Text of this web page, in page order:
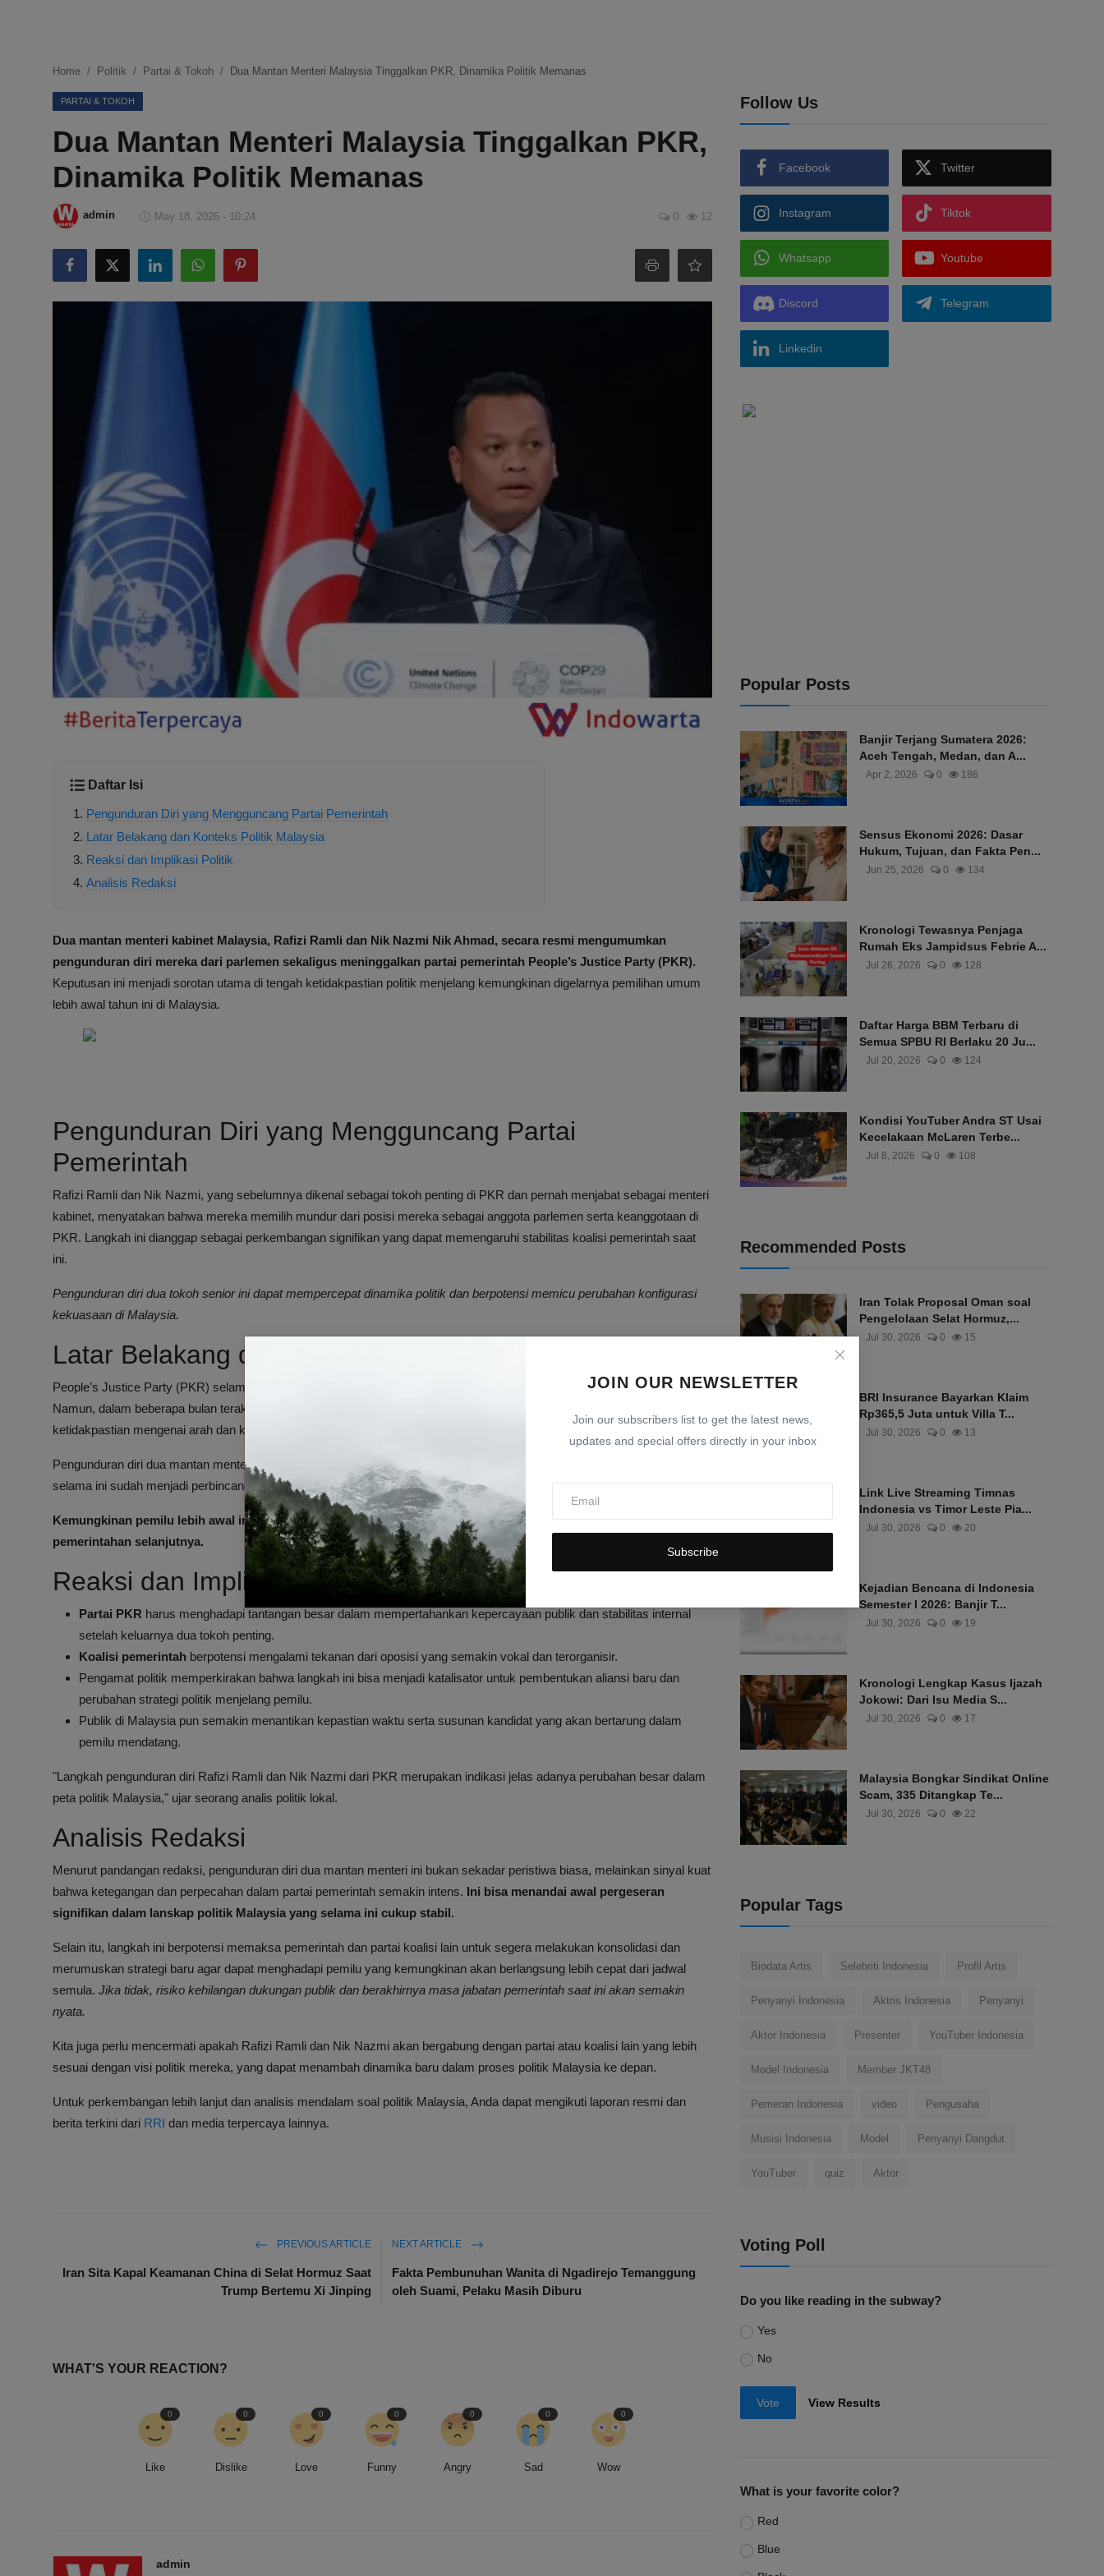
Ekonomi
Internasional
Teknologi
Hiburan
Kesehatan
JOIN OUR NEWSLETTER
Join our subscribers list to get the latest news,
updates and special offers directly in your inbox
Subscribe
Home Politik Partai & Tokoh Dua Mantan Menteri Malaysia Tinggalkan PKR, Dinamika Politik Memanas
PARTAI & TOKOH
Dua Mantan Menteri Malaysia Tinggalkan PKR,
Dinamika Politik Memanas
admin May 18, 2026 - 10:24 0 12
Daftar Isi
Pengunduran Diri yang Mengguncang Partai Pemerintah
Latar Belakang dan Konteks Politik Malaysia
Reaksi dan Implikasi Politik
Analisis Redaksi
Dua mantan menteri kabinet Malaysia, Rafizi Ramli dan Nik Nazmi Nik Ahmad, secara resmi mengumumkan
pengunduran diri mereka dari parlemen sekaligus meninggalkan partai pemerintah People’s Justice Party (PKR).
Keputusan ini menjadi sorotan utama di tengah ketidakpastian politik menjelang kemungkinan digelarnya pemilihan umum
lebih awal tahun ini di Malaysia.
Pengunduran Diri yang Mengguncang Partai
Pemerintah
Rafizi Ramli dan Nik Nazmi, yang sebelumnya dikenal sebagai tokoh penting di PKR dan pernah menjabat sebagai menteri
kabinet, menyatakan bahwa mereka memilih mundur dari posisi mereka sebagai anggota parlemen serta keanggotaan di
PKR. Langkah ini dianggap sebagai perkembangan signifikan yang dapat memengaruhi stabilitas koalisi pemerintah saat
ini.
Pengunduran diri dua tokoh senior ini dapat mempercepat dinamika politik dan berpotensi memicu perubahan konfigurasi
kekuasaan di Malaysia.
Latar Belakang dan Konteks Politik Malaysia
People’s Justice Party (PKR) selama ini menjadi bagian penting dari koalisi pemerintahan yang berkuasa di Malaysia.
Namun, dalam beberapa bulan terakhir, terdapat ketegangan internal dan berbagai tantangan politik yang menyebabkan
ketidakpastian mengenai arah dan kekuatan koalisi tersebut ke depan.
Pengunduran diri dua mantan menteri ini diramalkan akan menambah tekanan untuk mengadakan pemilu lebih awal, yang
selama ini sudah menjadi perbincangan hangat di kalangan pengamat politik Malaysia.
Kemungkinan pemilu lebih awal ini akan menjadi momen krusial bagi Malaysia dalam menentukan arah politik dan
pemerintahan selanjutnya.
Reaksi dan Implikasi Politik
Partai PKR harus menghadapi tantangan besar dalam mempertahankan kepercayaan publik dan stabilitas internal
setelah keluarnya dua tokoh penting.
Koalisi pemerintah berpotensi mengalami tekanan dari oposisi yang semakin vokal dan terorganisir.
Pengamat politik memperkirakan bahwa langkah ini bisa menjadi katalisator untuk pembentukan aliansi baru dan
perubahan strategi politik menjelang pemilu.
Publik di Malaysia pun semakin menantikan kepastian waktu serta susunan kandidat yang akan bertarung dalam
pemilu mendatang.
"Langkah pengunduran diri Rafizi Ramli dan Nik Nazmi dari PKR merupakan indikasi jelas adanya perubahan besar dalam
peta politik Malaysia," ujar seorang analis politik lokal.
Analisis Redaksi
Menurut pandangan redaksi, pengunduran diri dua mantan menteri ini bukan sekadar peristiwa biasa, melainkan sinyal kuat
bahwa ketegangan dan perpecahan dalam partai pemerintah semakin intens. Ini bisa menandai awal pergeseran
signifikan dalam lanskap politik Malaysia yang selama ini cukup stabil.
Selain itu, langkah ini berpotensi memaksa pemerintah dan partai koalisi lain untuk segera melakukan konsolidasi dan
merumuskan strategi baru agar dapat menghadapi pemilu yang kemungkinan akan berlangsung lebih cepat dari jadwal
semula. Jika tidak, risiko kehilangan dukungan publik dan berakhirnya masa jabatan pemerintah saat ini akan semakin
nyata.
Kita juga perlu mencermati apakah Rafizi Ramli dan Nik Nazmi akan bergabung dengan partai atau koalisi lain yang lebih
sesuai dengan visi politik mereka, yang dapat menambah dinamika baru dalam proses politik Malaysia ke depan.
Untuk perkembangan lebih lanjut dan analisis mendalam soal politik Malaysia, Anda dapat mengikuti laporan resmi dan
berita terkini dari RRI dan media terpercaya lainnya.
PREVIOUS ARTICLE
Iran Sita Kapal Keamanan China di Selat Hormuz Saat
Trump Bertemu Xi Jinping
NEXT ARTICLE
Fakta Pembunuhan Wanita di Ngadirejo Temanggung
oleh Suami, Pelaku Masih Diburu
WHAT'S YOUR REACTION?
Like
0
Dislike
0
Love
0
Funny
0
Angry
0
Sad
0
Wow
0
admin
Follow Us
Facebook Twitter
Instagram Tiktok
Whatsapp Youtube
Discord Telegram
Linkedin
Popular Posts
Banjir Terjang Sumatera 2026:
Aceh Tengah, Medan, dan A...
Apr 2, 2026 0 186
Sensus Ekonomi 2026: Dasar
Hukum, Tujuan, dan Fakta Pen...
Jun 25, 2026 0 134
Kronologi Tewasnya Penjaga
Rumah Eks Jampidsus Febrie A...
Jul 26, 2026 0 128
Daftar Harga BBM Terbaru di
Semua SPBU RI Berlaku 20 Ju...
Jul 20, 2026 0 124
Kondisi YouTuber Andra ST Usai
Kecelakaan McLaren Terbe...
Jul 8, 2026 0 108
Recommended Posts
Iran Tolak Proposal Oman soal
Pengelolaan Selat Hormuz,...
Jul 30, 2026 0 15
BRI Insurance Bayarkan Klaim
Rp365,5 Juta untuk Villa T...
Jul 30, 2026 0 13
Link Live Streaming Timnas
Indonesia vs Timor Leste Pia...
Jul 30, 2026 0 20
Kejadian Bencana di Indonesia
Semester I 2026: Banjir T...
Jul 30, 2026 0 19
Kronologi Lengkap Kasus Ijazah
Jokowi: Dari Isu Media S...
Jul 30, 2026 0 17
Malaysia Bongkar Sindikat Online
Scam, 335 Ditangkap Te...
Jul 30, 2026 0 22
Popular Tags
Biodata Artis Selebriti Indonesia Profil Artis
Penyanyi Indonesia Aktris Indonesia Penyanyi
Aktor Indonesia Presenter YouTuber Indonesia
Model Indonesia Member JKT48
Pemeran Indonesia video Pengusaha
Musisi Indonesia Model Penyanyi Dangdut
YouTuber quiz Aktor
Voting Poll
Do you like reading in the subway?
Yes
No
Vote View Results
What is your favorite color?
Red
Blue